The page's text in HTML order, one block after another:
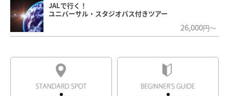
JALで行く！
ユニバーサル・スタジオパス付きツアー
26,000円～